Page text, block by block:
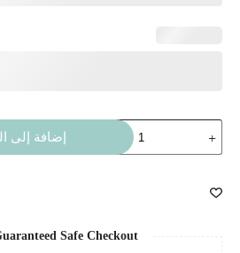
مجموعة
طاولات
-
إضافة إلى
Safe Checkout